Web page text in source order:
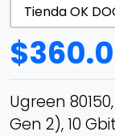
$
Ugreen 80150,
Gen 2), 10